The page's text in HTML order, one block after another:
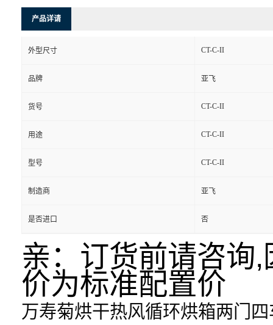
产品详请
外型尺寸 CT-C-II
品牌 亚飞
货号 CT-C-II
用途 CT-C-II
型号 CT-C-II
制造商 亚飞
是否进口 否
亲：订货前请咨询
价为标准配置价
万寿菊烘干热风循环烘箱两门